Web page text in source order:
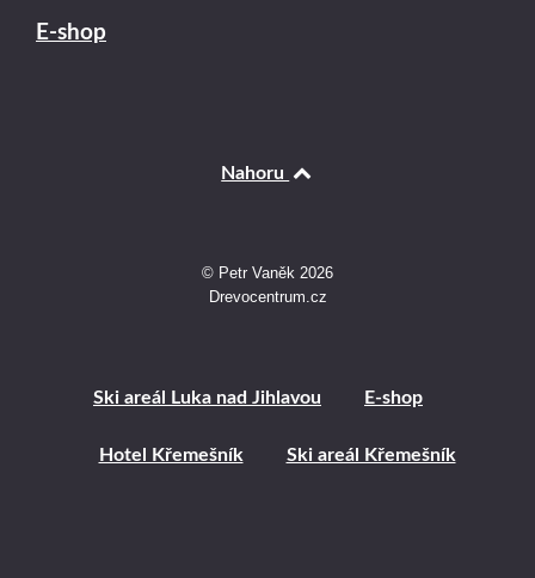
E-shop
Nahoru
© Petr Vaněk 2026
Drevocentrum.cz
Ski areál Luka nad Jihlavou E-shop
Hotel Křemešník Ski areál Křemešník